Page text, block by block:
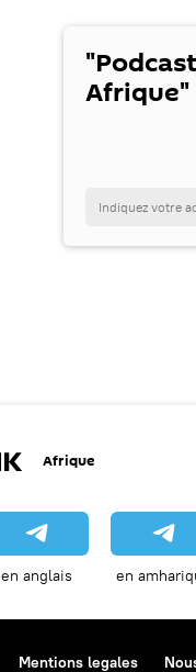
Afrique"
Afrique
en anglais en
Mentions legales